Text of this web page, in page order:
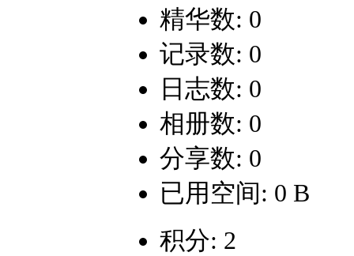
精华数: 0
记录数: 0
日志数: 0
相册数: 0
分享数: 0
已用空间: 0 B
积分: 2